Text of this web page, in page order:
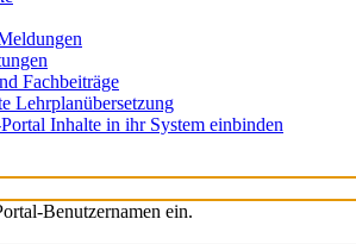
Fachbeiträge
Lehrplanübersetzung
Inhalte in ihr System einbinden
Benutzernamen ein.